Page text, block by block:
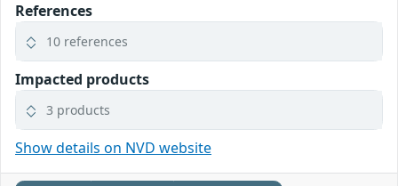
References
10 references
Impacted products
3 products
Show details on NVD website